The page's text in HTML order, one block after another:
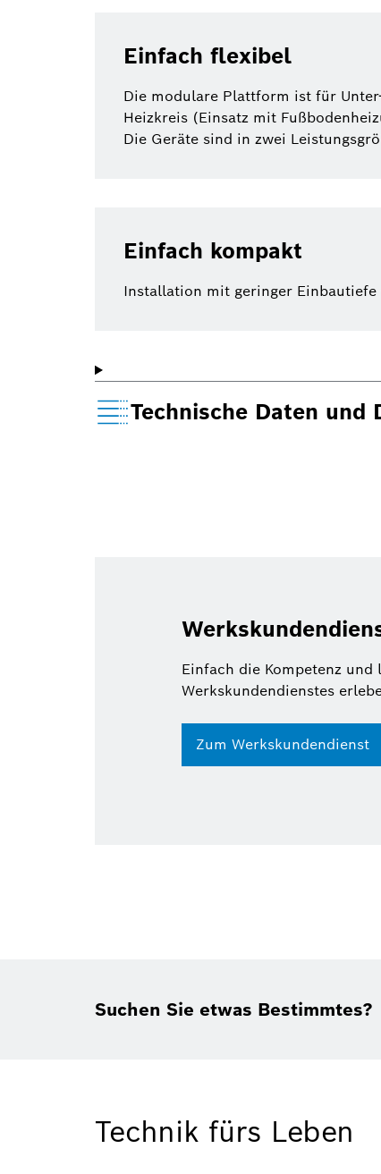
Einfach flexibel
Die modulare Plattform ist für
Heizkreis (Einsatz mit
Die Geräte sind in zwei
Einfach kompakt
Installation mit geringer
Technische Daten und
Einfach die Kompetenz
Werkskundendienstes
Zum Werkskundendienst
Suchen Sie etwas Bestimmtes?
Technik fürs Leben